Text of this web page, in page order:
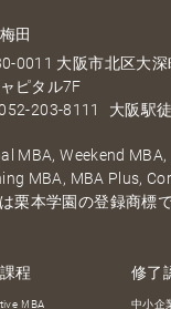
田
0011 大阪市北区大
ピタル7F
203-8111 大阪駅
MBA, Weekend
MBA, MBA Plus,
栗本学園の登録商標
程
MBA
修了
中小企